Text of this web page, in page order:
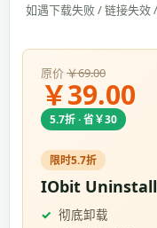
如遇下载失败 / 链接失效
原价￥69.00
￥39.00
5.7折 · 省￥30
限时5.7折
IObit
彻底卸载